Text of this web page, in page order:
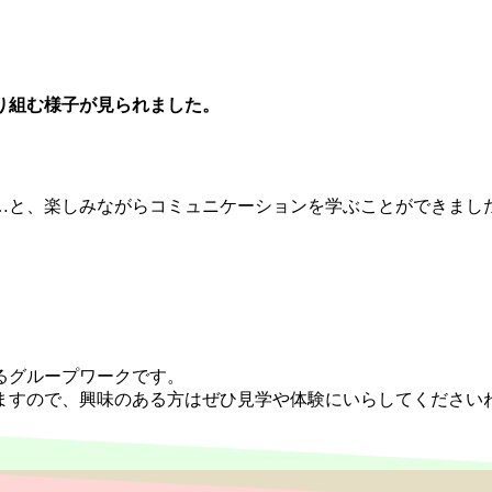
む様子が見られました。
、楽しみながらコミュニケーションを学ぶことができまし
ループワークです。
ので、興味のある方はぜひ見学や体験にいらしてください